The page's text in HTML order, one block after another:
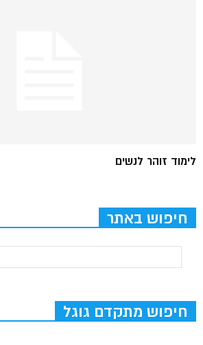
לימוד זוהר לנשים
חיפוש באתר
חיפוש מתקדם גוגל